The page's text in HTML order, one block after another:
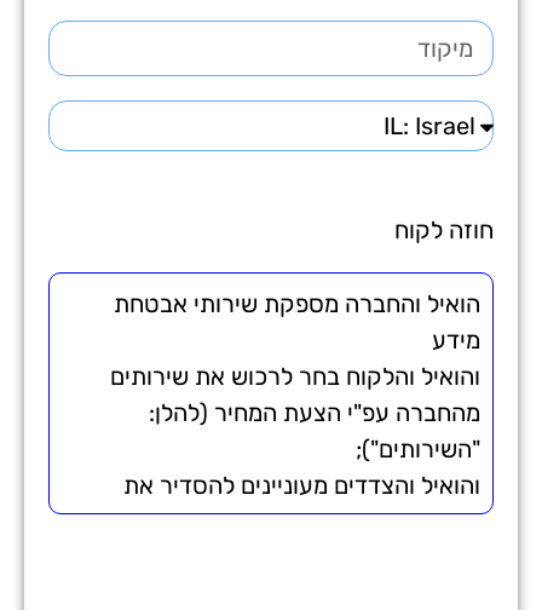
חוזה לקוח
הואיל והחברה מספקת שירותי אבטחת
מידע
והואיל והלקוח בחר לרכוש את שירותים
מהחברה עפ"י הצעת המחיר (להלן:
"השירותים");
והואיל והצדדים מעוניינים להסדיר את
היחסים ביניהם;